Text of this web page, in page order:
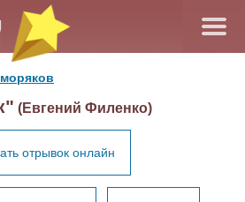
(Евгений Филенко)
отрывок онлайн